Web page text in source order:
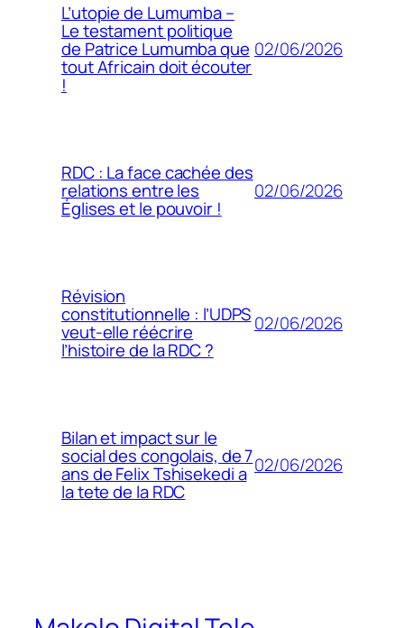
L’utopie de Lumumba –
Le testament politique
de Patrice Lumumba que
tout Africain doit écouter
!
02/06/2026
RDC : La face cachée des
relations entre les
Églises et le pouvoir !
02/06/2026
Révision
constitutionnelle : l’UDPS
veut-elle réécrire
l’histoire de la RDC ?
02/06/2026
Bilan et impact sur le
social des congolais, de 7
ans de Felix Tshisekedi a
la tete de la RDC
02/06/2026